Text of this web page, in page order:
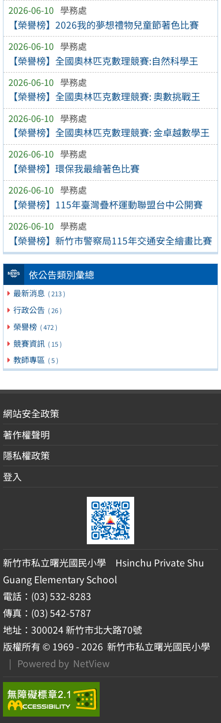
2026-06-10 學務處
【榮譽榜】2026我的夢想禮物兒童節著色比賽
2026-06-10 學務處
【榮譽榜】全國奧林匹克數理競賽:自然科學王
2026-06-10 學務處
【榮譽榜】全國奧林匹克數理競賽: 奧數挑戰王
2026-06-10 學務處
【榮譽榜】全國奧林匹克數理競賽: 金卓越數學王
2026-06-10 學務處
【榮譽榜】環保我最繪著色比賽
2026-06-10 學務處
【榮譽榜】115年臺灣疊杯運動聯盟台中公開賽
2026-06-10 學務處
【榮譽榜】新竹市警察局115年交通安全繪畫比賽
依公告類別彙總
最新消息 ( 213 )
行政公告 ( 26 )
榮譽榜 ( 472 )
競賽資訊 ( 15 )
教師專區 ( 5 )
網站安全政策
著作權聲明
隱私權政策
登入
新竹市私立曙光國民小學 Hsinchu Private Shu
Guang Elementary School
電話：(03) 532-8283
傳真：(03) 542-5787
地址：300024 新竹市北大路70號
版權所有 © 1969 - 2026 新竹市私立曙光國民小學
| Powered by NetView